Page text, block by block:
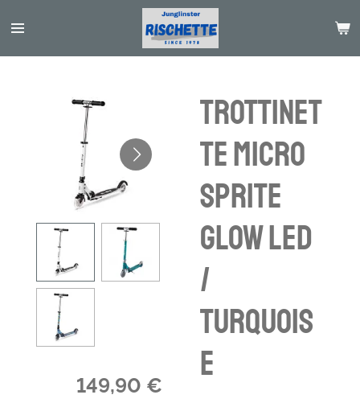
au
Trottinet
te Micro
Sprite
Glow LED
/
turquois
e
149,90 €